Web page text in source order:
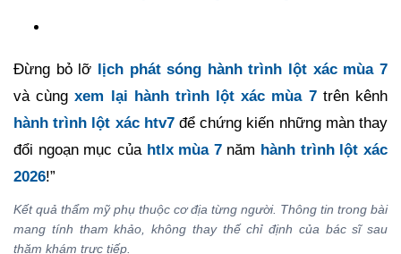
Đừng bỏ lỡ lịch phát sóng hành trình lột xác mùa 7
và cùngxem lại hành trình lột xác mùa 7trên kênh
hành trình lột xác htv7để chứng kiến những màn thay
đổi ngoạn mục của htlx mùa 7năm hành trình lột xác
2026!”
Kết quả thẩm mỹ phụ thuộc cơ địa từng người. Thông tin trong bài
mang tính tham khảo, không thay thế chỉ định của bác sĩ sau
thăm khám trực tiếp.